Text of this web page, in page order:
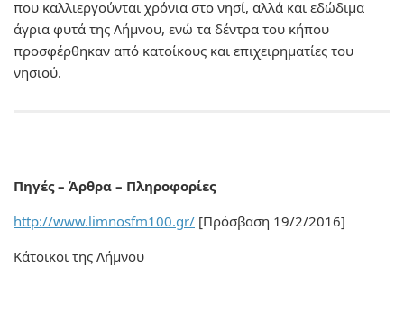
που καλλιεργούνται χρόνια στο νησί, αλλά και εδώδιμα
άγρια φυτά της Λήμνου, ενώ τα δέντρα του κήπου
προσφέρθηκαν από κατοίκους και επιχειρηματίες του
νησιού.
Πηγές – Άρθρα – Πληροφορίες
http://www.limnosfm100.gr/ [Πρόσβαση 19/2/2016]
Κάτοικοι της Λήμνου